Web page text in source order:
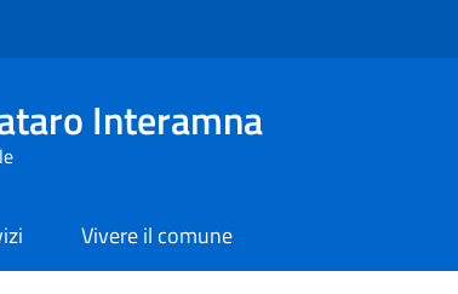
Interamna
Vivere il comune